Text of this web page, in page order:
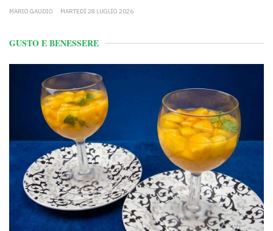
MARIO GAUDIO MARTEDÌ 28 LUGLIO 2026
GUSTO E BENESSERE